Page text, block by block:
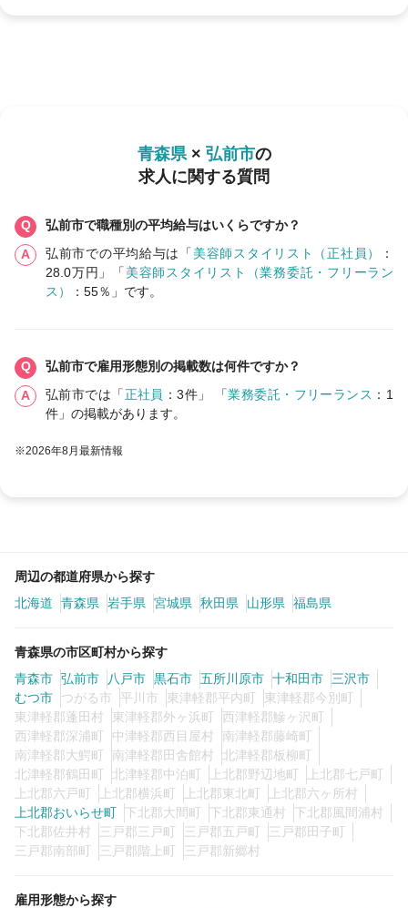
青森県× 弘前市の
求人に関する質問
弘前市で職種別の平均給与はいくらですか？
弘前市での平均給与は「 美容師スタイリスト（正社員）
：
28.0万円」「 美容師スタイリスト（業務委託・フリーラン
ス）
：55％」です。
弘前市で雇用形態別の掲載数は何件ですか？
弘前市では「正社員 ：3件」 「業務委託・フリーランス ：1
件」の掲載があります。
※2026年8月最新情報
周辺の都道府県から探す
北海道
青森県 岩手県 宮城県 秋田県 山形県 福島県
青森県の市区町村から探す
青森市 弘前市 八戸市 黒石市 五所川原市 十和田市
三沢市
むつ市
つがる市 平川市 東津軽郡平内町
東津軽郡今別町
東津軽郡蓬田村
東津軽郡外ヶ浜町
西津軽郡鰺ヶ沢町
西津軽郡深浦町
中津軽郡西目屋村
南津軽郡藤崎町
南津軽郡大鰐町
南津軽郡田舎館村
北津軽郡板柳町
北津軽郡鶴田町
北津軽郡中泊町 上北郡野辺地町
上北郡七戸町
上北郡六戸町
上北郡横浜町 上北郡東北町
上北郡六ヶ所村
上北郡おいらせ町
下北郡大間町 下北郡東通村
下北郡風間浦村
下北郡佐井村
三戸郡三戸町 三戸郡五戸町
三戸郡田子町
三戸郡南部町
三戸郡階上町 三戸郡新郷村
雇用形態から探す